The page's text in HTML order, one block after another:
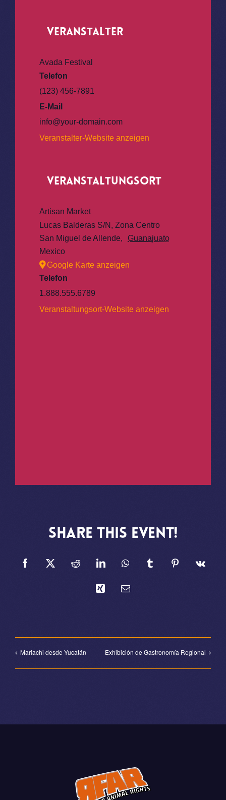
Veranstalter
Avada Festival
Telefon
(123) 456-7891
E-Mail
info@your-domain.com
Veranstalter-Website anzeigen
Veranstaltungsort
Artisan Market
Lucas Balderas S/N, Zona Centro
San Miguel de Allende,
Guanajuato
Mexico
Google Karte anzeigen
Telefon
1.888.555.6789
Veranstaltungsort-Website anzeigen
Share This Event!
Facebook
X RedditLinkedInWhatsAppTumblrPinterest
Vk
Xing
E-
Mariachi desde Yucatán Exhibición de Gastronomía Regional